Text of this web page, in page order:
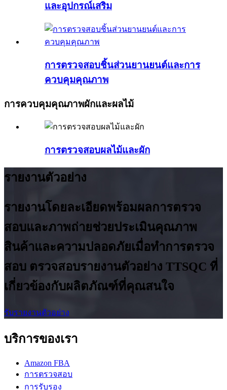
และอุปกรณ์เสริม
การตรวจสอบชิ้นส่วนยานยนต์และการ
ควบคุมคุณภาพ
การควบคุมคุณภาพผักและผลไม้
การตรวจสอบผลไม้และผัก
รายงานตัวอย่าง
รายงานโดยละเอียดพร้อมผลการตรวจ
สอบและภาพถ่ายช่วยประเมินคุณภาพ
สินค้าและความปลอดภัยเมื่อทำการตรวจ
สอบ ตรวจสอบรายงานตัวอย่าง TTSQC ที่
เกี่ยวข้องกับผลิตภัณฑ์ที่คุณสนใจ
รับรายงานตัวอย่าง
บริการของเรา
Amazon FBA
การตรวจสอบ
การรับรอง